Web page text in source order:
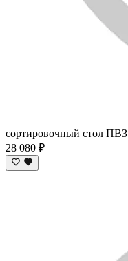
сортировочный стол ПВЗ
28 080 ₽